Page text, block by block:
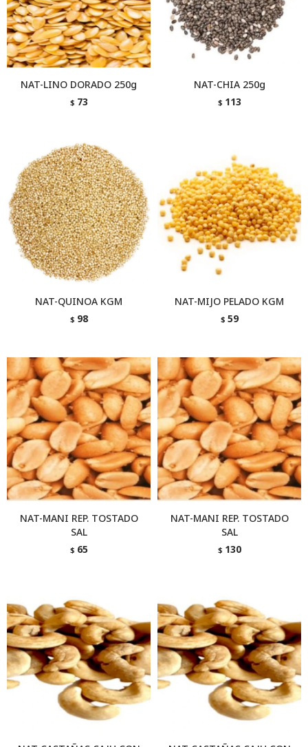
NAT-LINO DORADO 250g
$ 73
NAT-CHIA 250g
$ 113
NAT-QUINOA KGM
$ 98
NAT-MIJO PELADO KGM
$ 59
NAT-MANI REP. TOSTADO
SAL
$ 65
NAT-MANI REP. TOSTADO
SAL
$ 130